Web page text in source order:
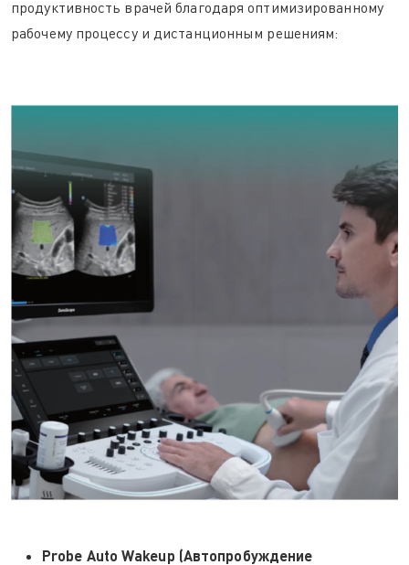
продуктивность врачей благодаря оптимизированному
рабочему процессу и дистанционным решениям:
Probe Auto Wakeup (Автопробуждение